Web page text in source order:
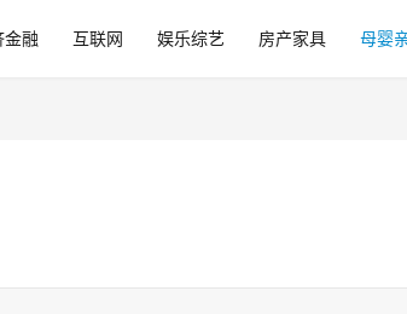
金融 互联网 娱乐综艺 房产家具 母婴